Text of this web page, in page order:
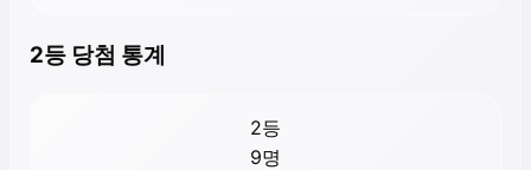
2등 당첨 통계
2등
9명